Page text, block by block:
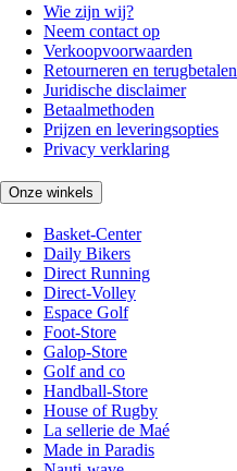
Wie zijn wij?
Neem contact op
Verkoopvoorwaarden
Retourneren en terugbetalen
Juridische disclaimer
Betaalmethoden
Prijzen en leveringsopties
Privacy verklaring
Onze winkels
Basket-Center
Daily Bikers
Direct Running
Direct-Volley
Espace Golf
Foot-Store
Galop-Store
Golf and co
Handball-Store
House of Rugby
La sellerie de Maé
Made in Paradis